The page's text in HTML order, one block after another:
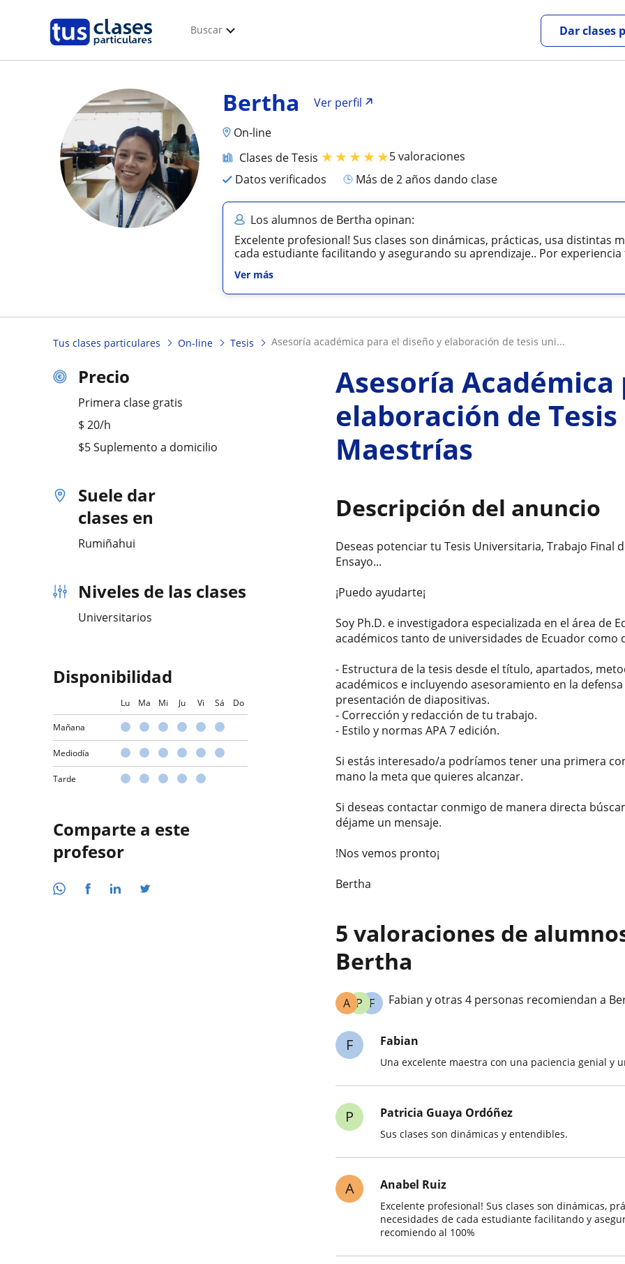
Buscar Dar clases
Bertha
Ver perfil
On-line
Clases de Tesis ★★★★★5 valoraciones
Datos verificados
más de 2 años dando clase
Los alumnos de Bertha opinan:
Excelente profesional! Sus clases son dinámicas, prácticas, usa distintas
cada estudiante facilitando y asegurando su aprendizaje.. Por experiencia
Ver más
Tus clases particulares On-line Tesis asesoría académica para el diseño y elaboración de tesis uni...
Precio
Primera clase gratis
$ 20/h
$5 Suplemento a domicilio
Suele dar
clases en
Rumiñahui
Niveles de las clases
Universitarios
Disponibilidad
Lu Ma Mi Ju Vi Sá Do
Mañana
Mediodía
Tarde
Comparte a este
profesor
Asesoría
elaboración de
Maestrías
Descripción del anuncio
Deseas potenciar tu Tesis Universitaria, Trabajo Final
Ensayo...
¡Puedo ayudarte¡
Soy Ph.D. e investigadora especializada en el área de
académicos tanto de universidades de Ecuador como
- Estructura de la tesis desde el título, apartados,
académicos e incluyendo asesoramiento en la
presentación de diapositivas.
- Corrección y redacción de tu trabajo.
- Estilo y normas APA 7 edición.
Si estás interesado/a podríamos tener una primera
mano la meta que quieres alcanzar.
Si deseas contactar conmigo de manera directa
déjame un mensaje.
!Nos vemos pronto¡
Bertha
5 valoraciones de
Bertha
F
P
A Fabian y otras 4 personas recomiendan a
F Fabian
Una excelente maestra con una paciencia genial y
P Patricia Guaya Ordóñez
Sus clases son dinámicas y entendibles.
A Anabel Ruiz
Excelente profesional! Sus clases son dinámicas,
necesidades de cada estudiante facilitando y
recomiendo al 100%